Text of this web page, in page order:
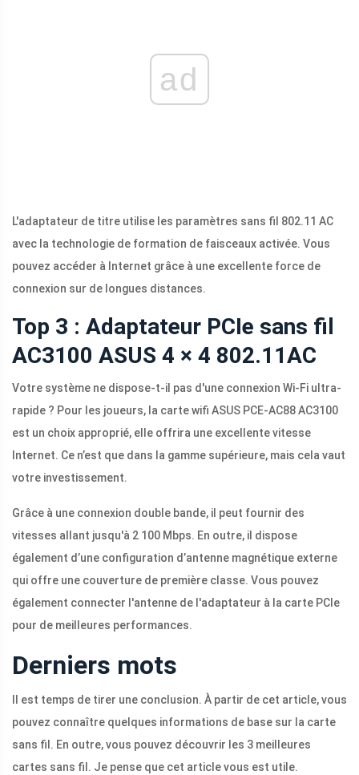
ad
L'adaptateur de titre utilise les paramètres sans fil 802.11 AC
avec la technologie de formation de faisceaux activée. Vous
pouvez accéder à Internet grâce à une excellente force de
connexion sur de longues distances.
Top 3 : Adaptateur PCIe sans fil
AC3100 ASUS 4 × 4 802.11AC
Votre système ne dispose-t-il pas d'une connexion Wi-Fi ultra-
rapide ? Pour les joueurs, la carte wifi ASUS PCE-AC88 AC3100
est un choix approprié, elle offrira une excellente vitesse
Internet. Ce n’est que dans la gamme supérieure, mais cela vaut
votre investissement.
Grâce à une connexion double bande, il peut fournir des
vitesses allant jusqu'à 2 100 Mbps. En outre, il dispose
également d’une configuration d’antenne magnétique externe
qui offre une couverture de première classe. Vous pouvez
également connecter l'antenne de l'adaptateur à la carte PCIe
pour de meilleures performances.
Derniers mots
Il est temps de tirer une conclusion. À partir de cet article, vous
pouvez connaître quelques informations de base sur la carte
sans fil. En outre, vous pouvez découvrir les 3 meilleures
cartes sans fil. Je pense que cet article vous est utile.